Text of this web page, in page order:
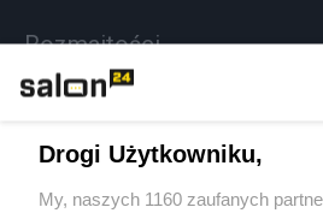
Rozmaitości
Sport
Drogi Użytkowniku,
My, naszych 1160 zaufanych